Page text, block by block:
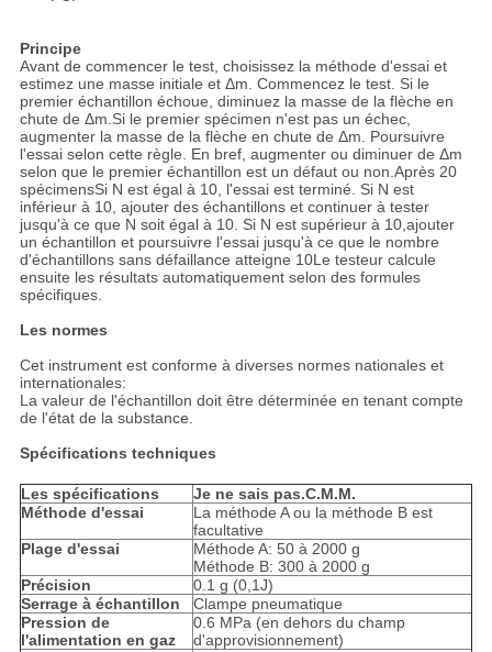
Principe
Avant de commencer le test, choisissez la méthode d'essai et
estimez une masse initiale et Δm. Commencez le test. Si le
premier échantillon échoue, diminuez la masse de la flèche en
chute de Δm.Si le premier spécimen n'est pas un échec,
augmenter la masse de la flèche en chute de Δm. Poursuivre
l'essai selon cette règle. En bref, augmenter ou diminuer de Δm
selon que le premier échantillon est un défaut ou non.Après 20
spécimensSi N est égal à 10, l'essai est terminé. Si N est
inférieur à 10, ajouter des échantillons et continuer à tester
jusqu'à ce que N soit égal à 10. Si N est supérieur à 10,ajouter
un échantillon et poursuivre l'essai jusqu'à ce que le nombre
d'échantillons sans défaillance atteigne 10Le testeur calcule
ensuite les résultats automatiquement selon des formules
spécifiques.
Les normes
Cet instrument est conforme à diverses normes nationales et
internationales:
La valeur de l'échantillon doit être déterminée en tenant compte
de l'état de la substance.
Spécifications techniques
Les spécifications Je ne sais pas.C.M.M.
Méthode d'essai
La méthode A ou la méthode B est
facultative
Plage d'essai
Méthode A: 50 à 2000 g
Méthode B: 300 à 2000 g
Précision
0.1 g (0,1J)
Serrage à échantillon
Clampe pneumatique
Pression de
l'alimentation en gaz
0.6 MPa (en dehors du champ
d'approvisionnement)